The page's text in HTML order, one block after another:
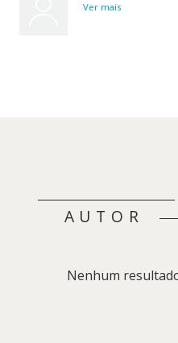
Ver mais
AUTOR
Nenhum